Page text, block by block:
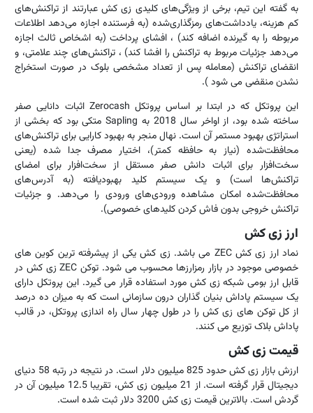
به گفته این تیم، برخی از ویژگی‌های کلیدی زی کش عبارتند از تراکنش‌های
کم هزینه، یادداشت‌های رمزگذاری‌شده (به فرستنده اجازه می‌دهد اطلاعات
مربوطه را به گیرنده اضافه کند) ، افشای پرداخت (به اشخاص ثالث اجازه
می‌دهد جزئیات مربوط به تراکنش را افشا کند) ، تراکنش‌های چند علامتی، و
انقضای تراکنش (معامله پس از تعداد مشخصی بلوک در صورت استخراج
نشدن منقضی می شود ).
این پروتکل که در ابتدا بر اساس پروتکل Zerocash اثبات دانایی صفر
ساخته شده بود، از اواخر سال 2018 به Sapling متکی بود که بخشی از
استراتژی بهبود مستمر آن است. نهال منجر به بهبود کارایی برای تراکنش‌های
محافظت‌شده (نیاز به حافظه کمتر)، اختیار مصرف جدا شده (یعنی
سخت‌افزار برای اثبات دانش صفر مستقل از سخت‌افزار برای امضای
تراکنش‌ها است) و یک سیستم کلید بهبودیافته (به آدرس‌های
محافظت‌شده امکان مشاهده ورودی‌های ورودی را می‌دهد. و جزئیات
تراکنش خروجی بدون فاش کردن کلیدهای خصوصی).
ارز زی کش
نماد ارز زی کش ZEC می باشد. زی کش یکی از پیشرفته ترین کوین های
خصوصی موجود در بازار رمزارزها محسوب می شود. توکن ZEC زی کش در
قابل ارز بومی شبکه زی کش مورد استفاده قرار می گیرد. این پروتکل دارای
یک سیستم پاداش بنیان گذاران درون سازمانی است که به میزان ده درصد
از کل توکن های زی کش را در طول چهار سال راه اندازی پروتکل، در قالب
پاداش بلاک توزیع می کنند.
قیمت زی کش
ارزش بازار زی کش حدود 825 میلیون دلار است. در نتیجه در رتبه 58 دنیای
دیجیتال قرار گرفته است. از 21 میلیون زی کش، تقریبا 12.5 میلیون آن در
گردش است. بالاترین قیمت زی کش 3200 دلار ثبت شده است.